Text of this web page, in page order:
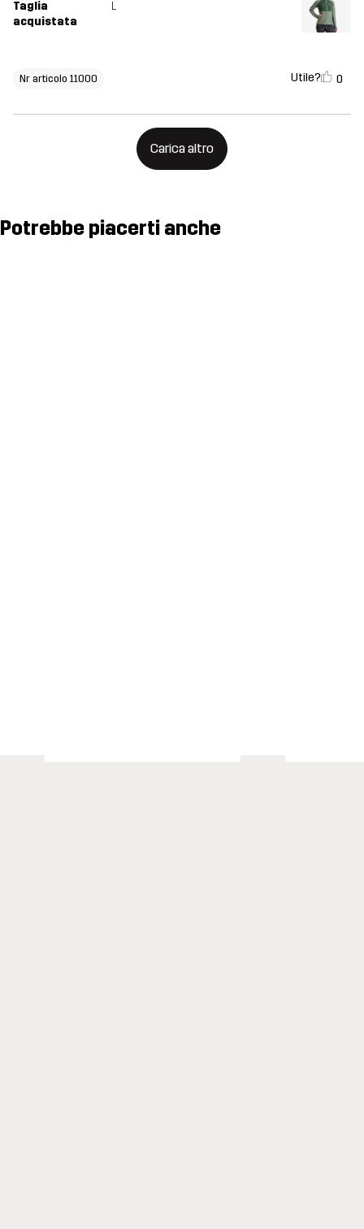
Taglia
acquistata
L
Nr articolo 11000 Utile? 0
Carica altro
Potrebbe piacerti anche